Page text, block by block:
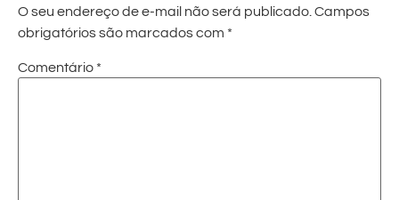
O seu endereço de e-mail não será publicado. Campos
obrigatórios são marcados com *
Comentário *